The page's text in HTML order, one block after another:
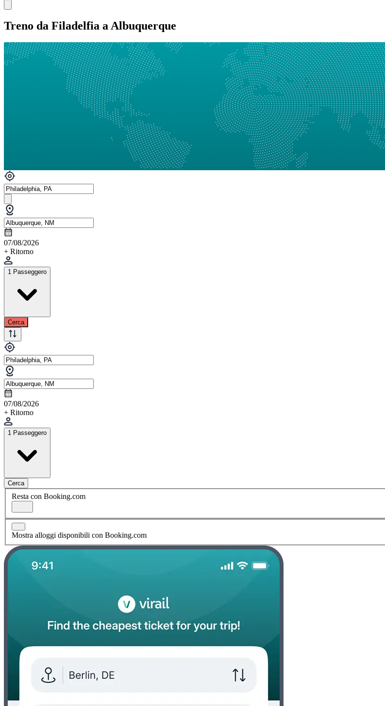
Treno da Filadelfia a Albuquerque
07/08/2026
+ Ritorno
1 Passeggero
Cerca
07/08/2026
+ Ritorno
1 Passeggero
Cerca
Resta con Booking.com
Mostra alloggi disponibili con Booking.com